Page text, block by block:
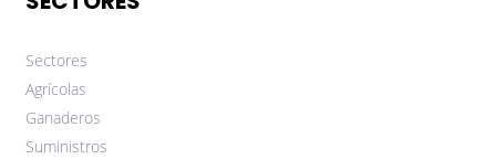
Sectores
Agrícolas
Ganaderos
Suministros